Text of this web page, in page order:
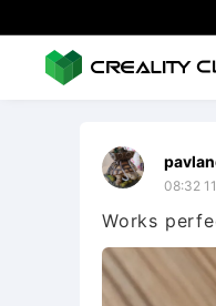
08:32
Works